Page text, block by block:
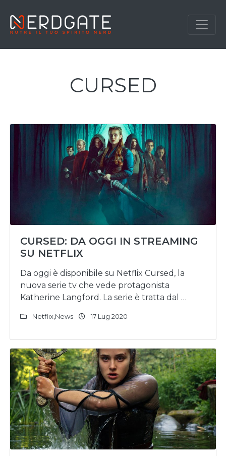
CURSED
CURSED: DA OGGI IN STREAMING
SU NETFLIX
Da oggi è disponibile su Netflix Cursed, la
nuova serie tv che vede protagonista
Katherine Langford. La serie è tratta dal …
Netflix News 17 Lug 2020